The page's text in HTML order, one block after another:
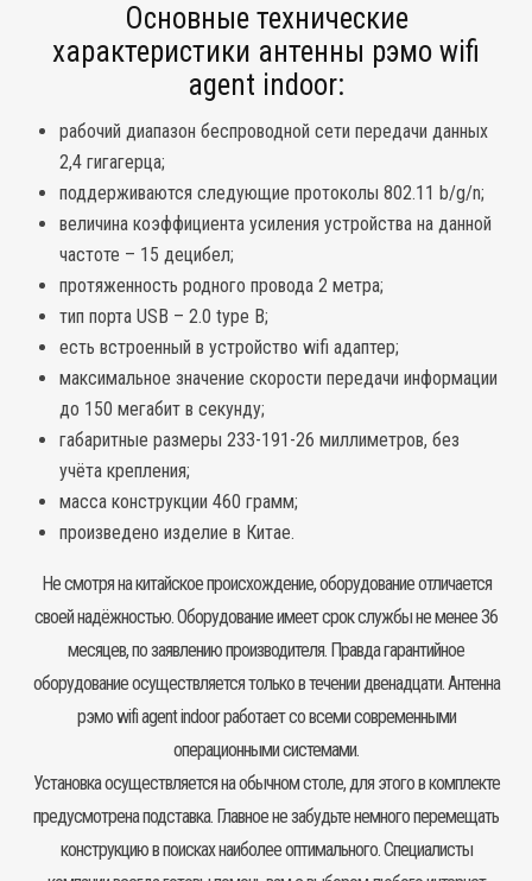
Основные технические
характеристики антенны рэмо wifi
agent indoor:
рабочий диапазон беспроводной сети передачи данных
2,4 гигагерца;
поддерживаются следующие протоколы 802.11 b/g/n;
величина коэффициента усиления устройства на данной
частоте – 15 децибел;
протяженность родного провода 2 метра;
тип порта USB – 2.0 type B;
есть встроенный в устройство wifi адаптер;
максимальное значение скорости передачи информации
до 150 мегабит в секунду;
габаритные размеры 233-191-26 миллиметров, без
учёта крепления;
масса конструкции 460 грамм;
произведено изделие в Китае.
Не смотря на китайское происхождение, оборудование отличается
своей надёжностью. Оборудование имеет срок службы не менее 36
месяцев, по заявлению производителя. Правда гарантийное
оборудование осуществляется только в течении двенадцати.Антенна
рэмо wifi agent indoor работает со всеми современными
операционными системами.
Установка осуществляется на обычном столе, для этого в комплекте
предусмотрена подставка. Главное не забудьте немного перемещать
конструкцию в поисках наиболее оптимального. Специалисты